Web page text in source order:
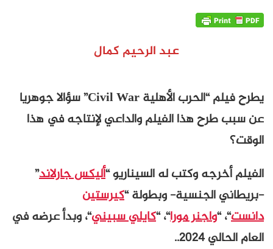
عبد الرحيم كمال
يطرح فيلم “الحرب الأهلية Civil War” سؤالا جوهريا
عن سبب طرح هذا الفيلم والداعي لإنتاجه في هذا
الوقت؟
الفيلم أخرجه وكتب له السيناريو “أليكس جارلاند”
-بريطاني الجنسية- وبطولة “كيرستين
دانست“، “واجنر مورا“، “كايلي سبيني“، وبدأ عرضه في
العام الحالي 2024..